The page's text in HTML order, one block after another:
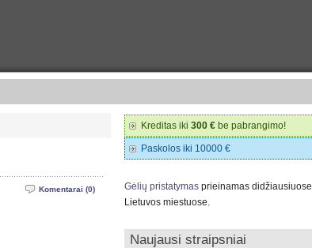
Komentarai (0)
Kreditas iki 300 € be pabrangimo!
Paskolos iki 10000 €
Gėlių pristatymas prieinamas didžiausiuose
Lietuvos miestuose.
Naujausi straipsniai